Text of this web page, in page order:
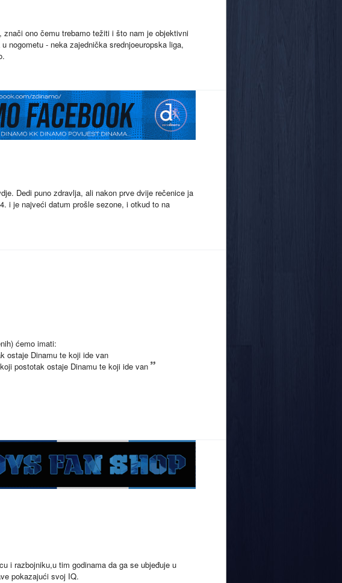
ono čemu trebamo težiti i što nam je objektivni
nogometu - neka zajednička srednjoeuropska liga,
Dedi puno zdravlja, ali nakon prve dvije rečenice ja
i je najveći datum prošle sezone, i otkud to na
ćemo imati:
ostaje Dinamu te koji ide van
postotak ostaje Dinamu te koji ide van
i razbojniku,u tim godinama da ga se ubjeđuje u
pokazajući svoj IQ.